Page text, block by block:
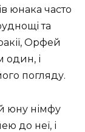
юнака часто
та
Орфей
один, і
погляду.
юну німфу
до неї, і